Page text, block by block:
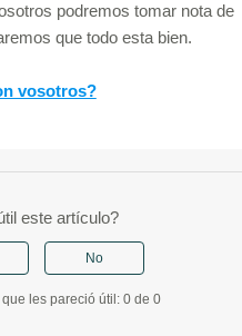
podremos tomar nota de
que todo esta bien.
vosotros?
este artículo?
No
les pareció útil: 0 de 0